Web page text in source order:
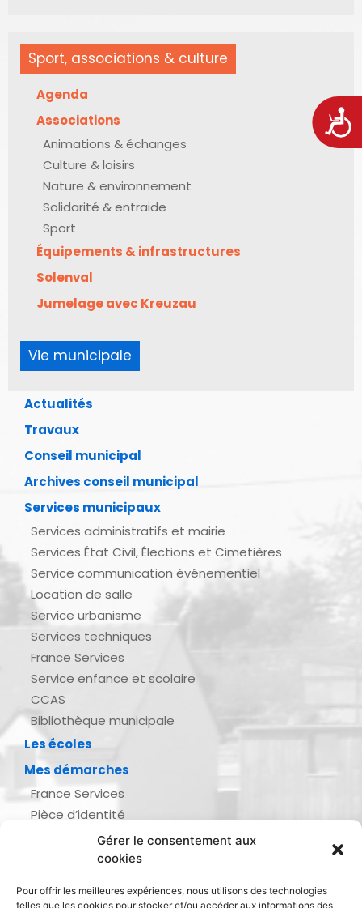
Gérer le consentement aux
cookies
Pour offrir les meilleures expériences, nous utilisons des technologies
telles que les cookies pour stocker et/ou accéder aux informations des
Sport, associations & culture
Agenda
Associations
Animations & échanges
Culture & loisirs
Nature & environnement
Solidarité & entraide
Sport
Équipements & infrastructures
Solenval
Jumelage avec Kreuzau
Vie municipale
Actualités
Travaux
Conseil municipal
Archives conseil municipal
Services municipaux
Services administratifs et mairie
Services État Civil, Élections et Cimetières
Service communication événementiel
Location de salle
Service urbanisme
Services techniques
France Services
Service enfance et scolaire
CCAS
Bibliothèque municipale
Les écoles
Mes démarches
France Services
Pièce d’identité
Demande d’actes d’état civil
Inscription listes électorales